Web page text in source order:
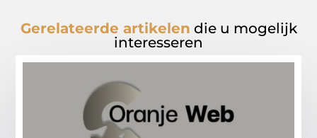
Gerelateerde artikelen die u mogelijk
interesseren